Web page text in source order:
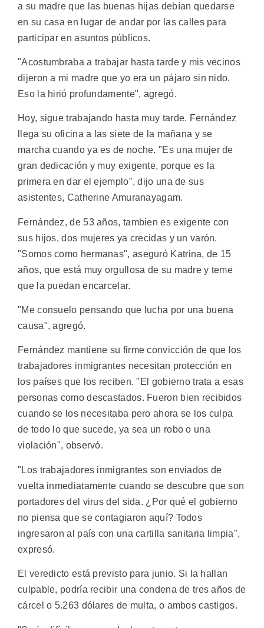
a su madre que las buenas hijas debían quedarse
en su casa en lugar de andar por las calles para
participar en asuntos públicos.
"Acostumbraba a trabajar hasta tarde y mis vecinos
dijeron a mi madre que yo era un pájaro sin nido.
Eso la hirió profundamente", agregó.
Hoy, sigue trabajando hasta muy tarde. Fernández
llega su oficina a las siete de la mañana y se
marcha cuando ya es de noche. "Es una mujer de
gran dedicación y muy exigente, porque es la
primera en dar el ejemplo", dijo una de sus
asistentes, Catherine Amuranayagam.
Fernández, de 53 años, tambien es exigente con
sus hijos, dos mujeres ya crecidas y un varón.
"Somos como hermanas", aseguró Katrina, de 15
años, que está muy orgullosa de su madre y teme
que la puedan encarcelar.
"Me consuelo pensando que lucha por una buena
causa", agregó.
Fernández mantiene su firme convicción de que los
trabajadores inmigrantes necesitan protección en
los países que los reciben. "El gobierno trata a esas
personas como descastados. Fueron bien recibidos
cuando se los necesitaba pero ahora se los culpa
de todo lo que sucede, ya sea un robo o una
violación", observó.
"Los trabajadores inmigrantes son enviados de
vuelta inmediatamente cuando se descubre que son
portadores del virus del sida. ¿Por qué el gobierno
no piensa que se contagiaron aquí? Todos
ingresaron al país con una cartilla sanitaria limpia",
expresó.
El veredicto está previsto para junio. Si la hallan
culpable, podría recibir una condena de tres años de
cárcel o 5.263 dólares de multa, o ambos castigos.